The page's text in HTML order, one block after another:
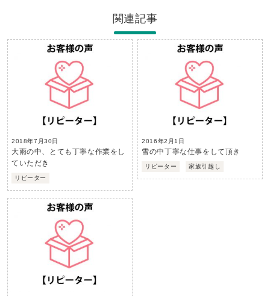
関連記事
2018年7月30日
大雨の中、とても丁寧な作業をし
ていただき
リピーター
2016年2月1日
雪の中丁寧な仕事をして頂き
リピーター 家族引越し